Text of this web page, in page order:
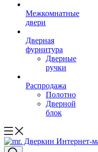
Межкомнатные
двери
Дверная
фурнитура
Дверные
ручки
Распродажа
Полотно
Дверной
блок